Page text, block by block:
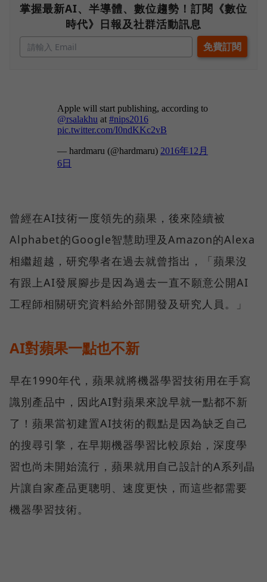
掌握最新AI、半導體、數位趨勢！訂閱《數位
時代》日報及社群活動訊息
曾經在AI技術一度領先的蘋果，後來陸續被
Alphabet的Google智慧助理及Amazon的Alexa
相繼超越，研究學者在過去就曾指出，「蘋果沒
有跟上AI發展腳步是因為過去一直不願意公開AI
工程師相關研究資料給外部開發及研究人員。」
AI對蘋果一點也不新
早在1990年代，蘋果就將機器學習技術用在手寫
識別產品中，因此AI對蘋果來說早就一點都不新
了！蘋果當初建置AI技術的觀點是因為缺乏自己
的搜尋引擎，在早期機器學習比較原始，深度學
習也尚未開始流行，蘋果就用自己設計的A系列晶
片讓自家產品更聰明、速度更快，而這些都需要
機器學習技術。